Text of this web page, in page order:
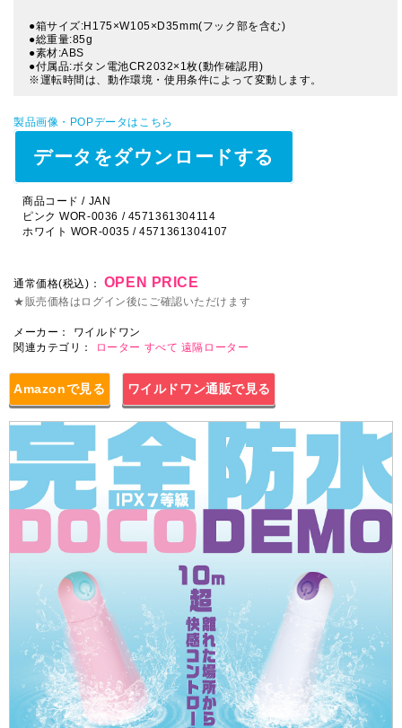
●箱サイズ:H175×W105×D35mm(フック部を含む)
●総重量:85g
●素材:ABS
●付属品:ボタン電池CR2032×1枚(動作確認用)
※運転時間は、動作環境・使用条件によって変動します。
製品画像・POPデータはこちら
データをダウンロードする
商品コード / JAN
ピンク WOR-0036 / 4571361304114
ホワイト WOR-0035 / 4571361304107
通常価格(税込)： OPEN PRICE
★販売価格はログイン後にご確認いただけます
メーカー：
ワイルドワン
関連カテゴリ：
ローター すべて 遠隔ローター
Amazonで見る ワイルドワン通販で見る